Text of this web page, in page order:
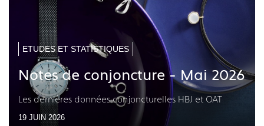
ETUDES ET STATISTIQUES
Notes de conjoncture - Mai 2026
Les dernières données conjoncturelles HBJ et OAT
19 JUIN 2026